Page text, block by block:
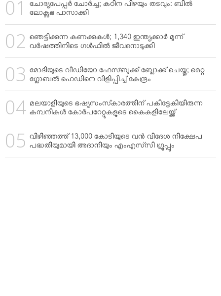
ചോദ്യപേപ്പര്‍ ചോര്‍ച്ച; കഠിന പിഴയും തടവും: ബില്‍
ലോക്സഭ പാസാക്കി
ഞെട്ടിക്കുന്ന കണക്കുകള്‍; 1,340 ഇന്ത്യക്കാര്‍ മൂന്ന്
വര്‍ഷത്തിനിടെ ഗള്‍ഫില്‍ ജീവനൊടുക്കി
മോദിയുടെ വീഡിയോ ഫേസ്ബുക്ക് ബ്ലോക്ക് ചെയ്തു; മെറ്റ
ഗ്ലോബല്‍ ഹെഡിനെ വിളിപ്പിച്ച് കേന്ദ്രം
മലയാളിയുടെ ഭഷ്യസംസ്‌കാരത്തിന് പകിട്ടേകിയിരുന്ന
കമ്പനികള്‍ കോര്‍പറേറ്റുകളുടെ കൈകളിലേയ്ക്ക്
വിഴിഞ്ഞത്ത് 13,000 കോടിയുടെ വന്‍ വിദേശ നിക്ഷേപ
പദ്ധതിയുമായി അദാനിയും എംഎസ്‌സി ഗ്രൂപ്പും